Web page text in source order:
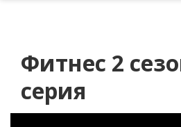
Фитнес 2
серия